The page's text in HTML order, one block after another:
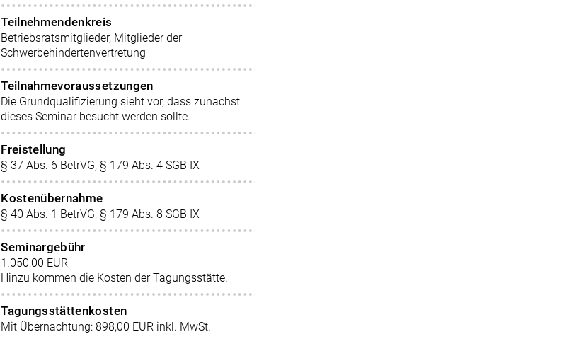
Teilnehmendenkreis
Betriebsratsmitglieder, Mitglieder der
Schwerbehindertenvertretung
Teilnahmevoraussetzungen
Die Grundqualifizierung sieht vor, dass zunächst
dieses Seminar besucht werden sollte.
Freistellung
§ 37 Abs. 6 BetrVG, § 179 Abs. 4 SGB IX
Kostenübernahme
§ 40 Abs. 1 BetrVG, § 179 Abs. 8 SGB IX
Seminargebühr
1.050,00 EUR
Hinzu kommen die Kosten der Tagungsstätte.
Tagungsstättenkosten
Mit Übernachtung: 898,00 EUR inkl. MwSt.